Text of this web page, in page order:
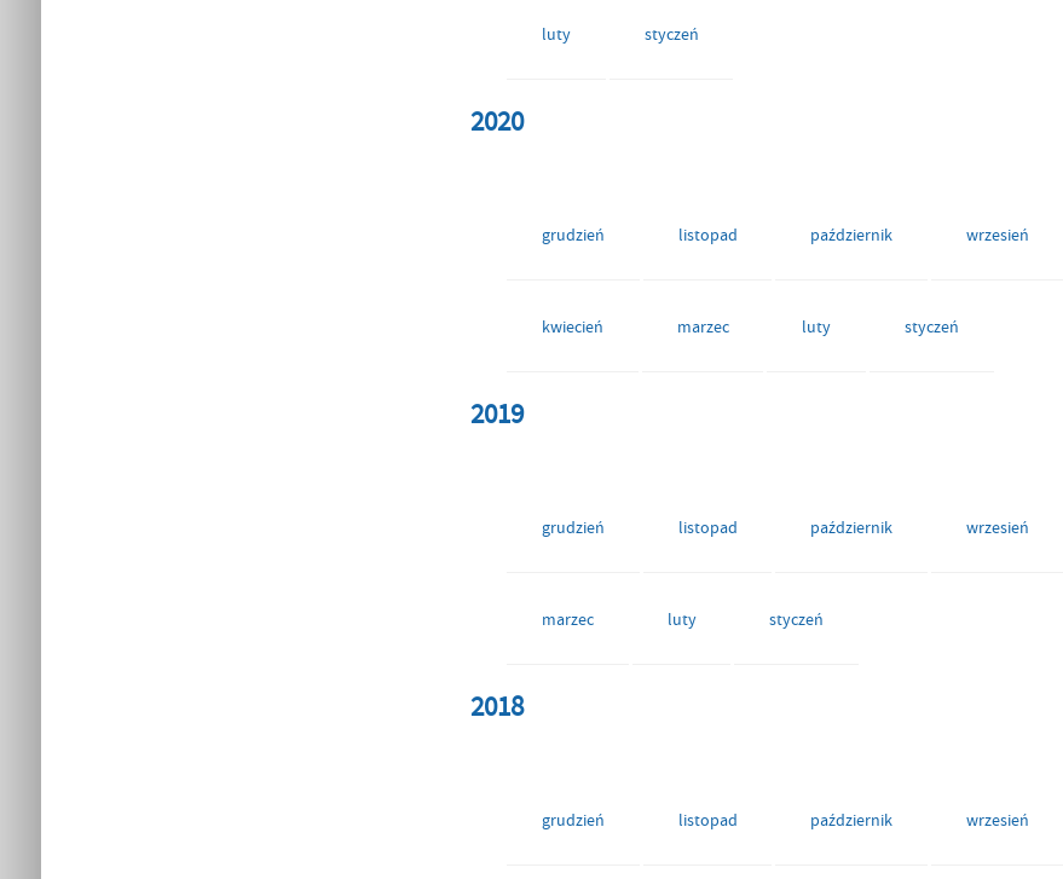
luty styczeń
2020
grudzień listopad październik wrzesień
kwiecień marzec luty styczeń
2019
grudzień listopad październik wrzesień
marzec luty styczeń
2018
grudzień listopad październik wrzesień